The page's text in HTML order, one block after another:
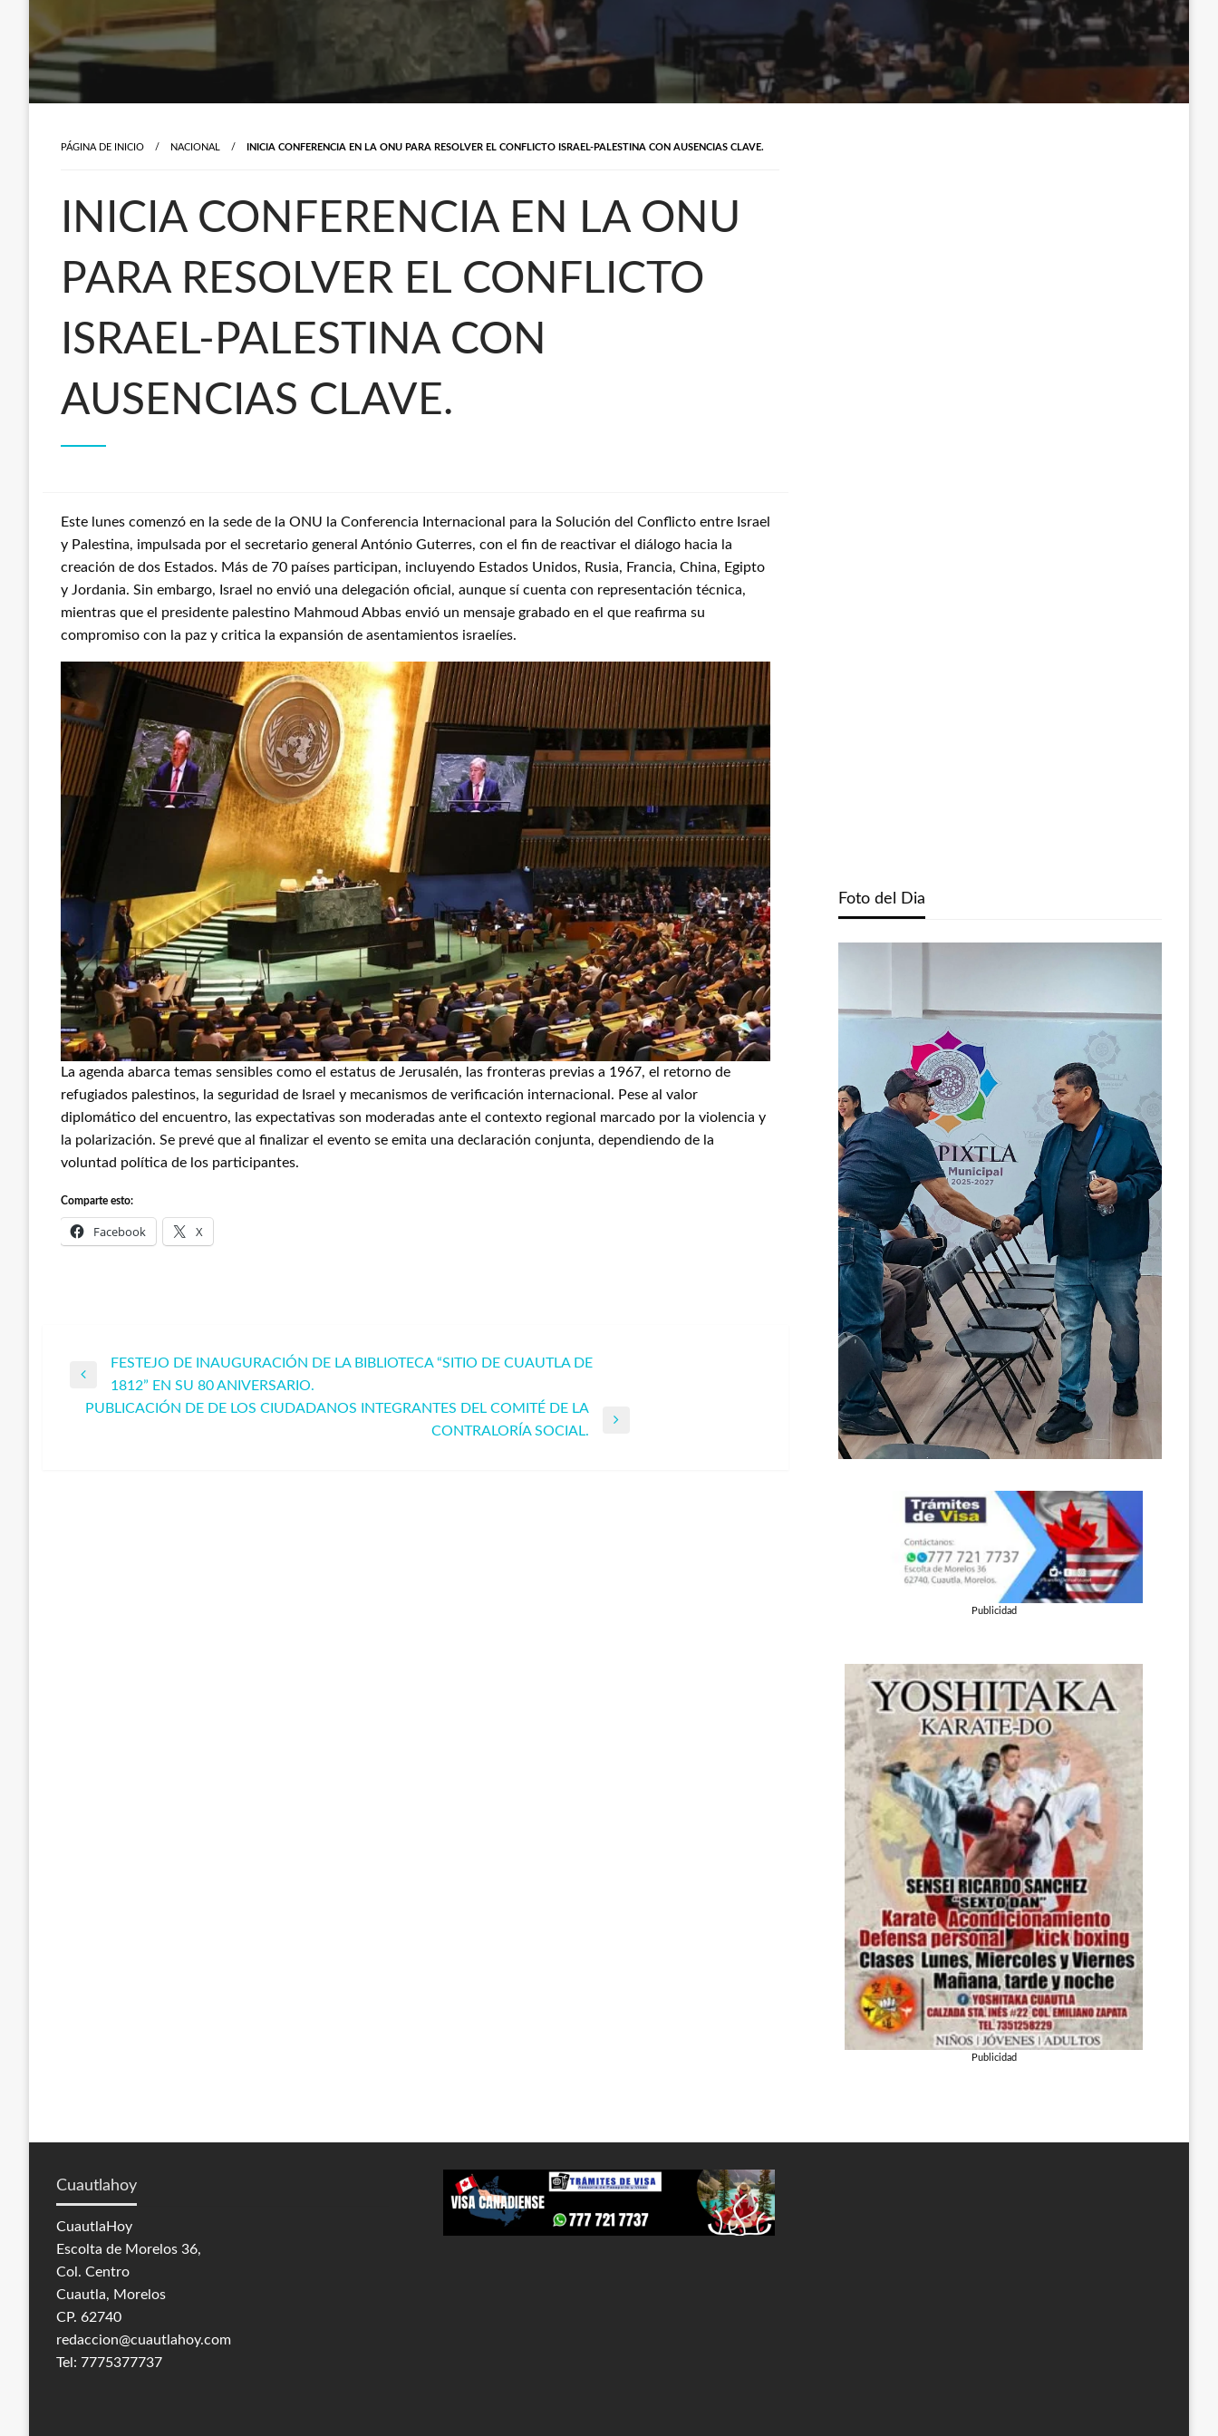
PÁGINA DE INICIO NACIONAL INICIA CONFERENCIA EN LA ONU PARA RESOLVER EL CONFLICTO ISRAEL-PALESTINA CON AUSENCIAS CLAVE.
INICIA CONFERENCIA EN LA ONU
PARA RESOLVER EL CONFLICTO
ISRAEL-PALESTINA CON
AUSENCIAS CLAVE.
Este lunes comenzó en la sede de la ONU la Conferencia Internacional para la Solución del Conflicto entre Israel
y Palestina, impulsada por el secretario general António Guterres, con el fin de reactivar el diálogo hacia la
creación de dos Estados. Más de 70 países participan, incluyendo Estados Unidos, Rusia, Francia, China, Egipto
y Jordania. Sin embargo, Israel no envió una delegación oficial, aunque sí cuenta con representación técnica,
mientras que el presidente palestino Mahmoud Abbas envió un mensaje grabado en el que reafirma su
compromiso con la paz y critica la expansión de asentamientos israelíes.
La agenda abarca temas sensibles como el estatus de Jerusalén, las fronteras previas a 1967, el retorno de
refugiados palestinos, la seguridad de Israel y mecanismos de verificación internacional. Pese al valor
diplomático del encuentro, las expectativas son moderadas ante el contexto regional marcado por la violencia y
la polarización. Se prevé que al finalizar el evento se emita una declaración conjunta, dependiendo de la
voluntad política de los participantes.
Comparte esto:
Facebook X
Navegación
Entrada
anterior
FESTEJO DE INAUGURACIÓN DE LA BIBLIOTECA “SITIO DE CUAUTLA DE
1812” EN SU 80 ANIVERSARIO.
PUBLICACIÓN DE DE LOS CIUDADANOS INTEGRANTES DEL COMITÉ DE LA
CONTRALORÍA SOCIAL.
Foto del Dia
Publicidad
Publicidad
Cuautlahoy
CuautlaHoy
Escolta de Morelos 36,
Col. Centro
Cuautla, Morelos
CP. 62740
redaccion@cuautlahoy.com
Tel: 7775377737